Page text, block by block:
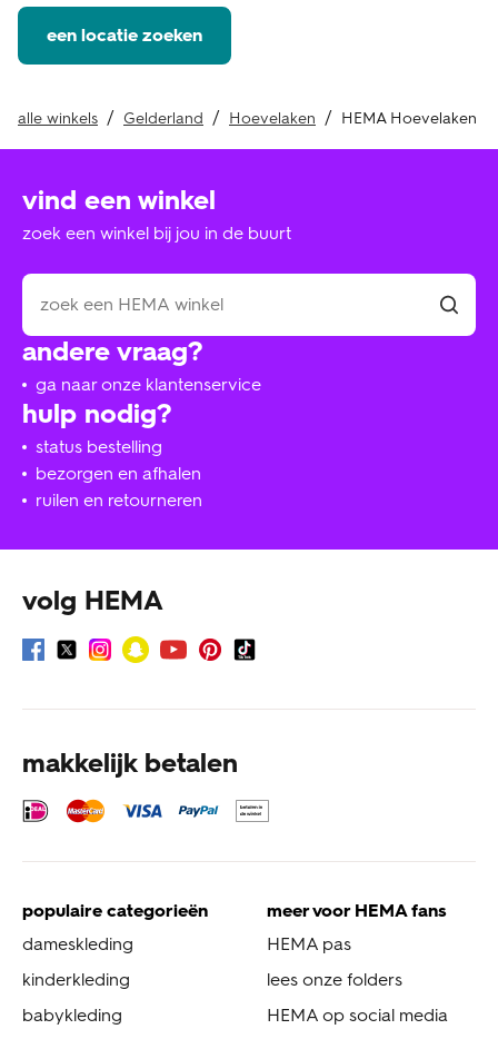
een locatie zoeken
alle winkels Gelderland Hoevelaken HEMA Hoevelaken
hulp nodig?
status bestelling
bezorgen en afhalen
ruilen en retourneren
andere vraag?
ga naar onze klantenservice
vind een winkel
zoek een winkel bij jou in de buurt
volg HEMA
makkelijk betalen
populaire categorieën
dameskleding
kinderkleding
babykleding
meer voor HEMA fans
HEMA pas
lees onze folders
HEMA op social media